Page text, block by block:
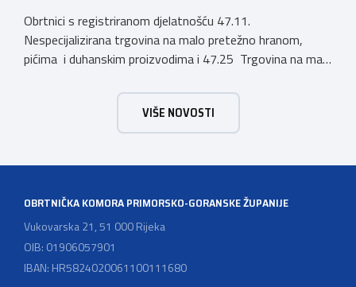
Obrtnici s registriranom djelatnošću 47.11.
Nespecijalizirana trgovina na malo pretežno hranom,
pićima i duhanskim proizvodima i 47.25 Trgovina na malo
koja sadrže alkohol i energetska pića dužni su uskladiti
svoje poslovne procese i osigurati tehničko rješenje za
vjerodostojnu provjeru punoljetnosti kupca putem
VIŠE NOVOSTI
OBRTNIČKA KOMORA PRIMORSKO-GORANSKE ŽUPANIJE
Vukovarska 21, 51 000 Rijeka
OIB: 01906057901
IBAN: HR5824020061100111680